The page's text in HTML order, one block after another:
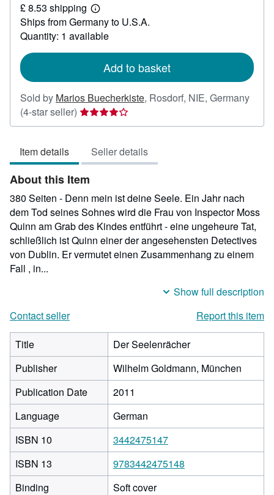
1.77
£ 8.53 shipping
Learn
more
about
shipping
Ships from Germany to U.S.A.
Quantity: 1 available
Add to basket
Sold by Marios Buecherkiste, Rosdorf, NIE, Germany
(4-star seller) Seller
rating
out
of
5
stars
Item details Seller details
About this Item
380 Seiten - Denn mein ist deine Seele. Ein Jahr nach
dem Tod seines Sohnes wird die Frau von Inspector Moss
Quinn am Grab des Kindes entführt - eine ungeheure Tat,
schließlich ist Quinn einer der angesehensten Detectives
von Dublin. Er vermutet einen Zusammenhang zu einem
Fall , in...
Show full description
Contact seller
Report this item
Title
Der Seelenrächer
Publisher
Wilhelm Goldmann, München
Publication Date
2011
Language
German
ISBN 10
3442475147
ISBN 13
9783442475148
Binding
Soft cover